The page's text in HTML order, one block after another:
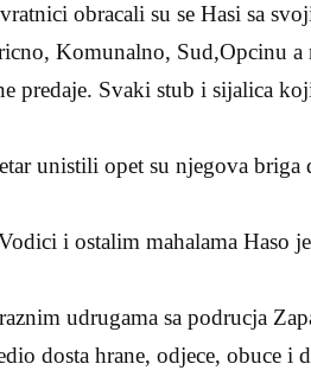
obracali su se Hasi sa
Komunalno, Sud,Opcinu a
predaje. Svaki stub i sijalica
unistili opet su njegova briga
i ostalim mahalama Haso
udrugama sa podrucja
dosta hrane, odjece, obuce i